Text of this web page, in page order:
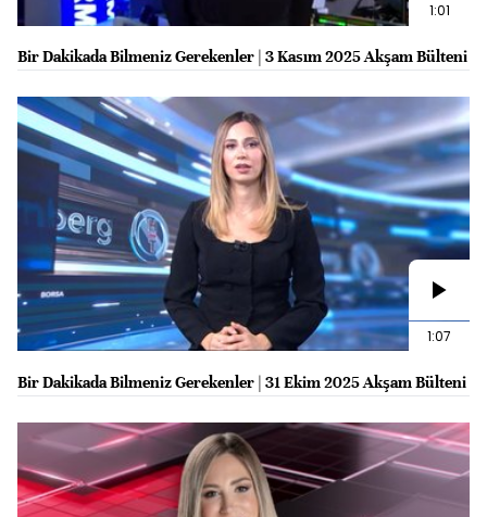
1:01
Bir Dakikada Bilmeniz Gerekenler | 3 Kasım 2025 Akşam Bülteni
1:07
Bir Dakikada Bilmeniz Gerekenler | 31 Ekim 2025 Akşam Bülteni